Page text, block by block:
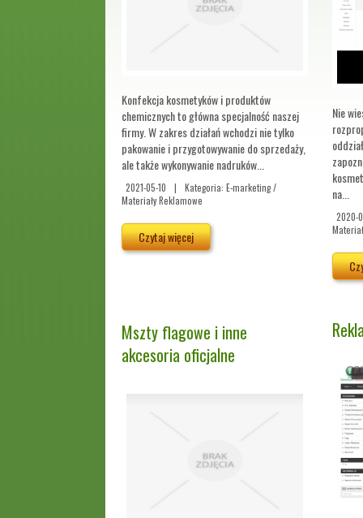
Konfekcja kosmetyków i produktów
chemicznych to główna specjalność naszej
firmy. W zakres działań wchodzi nie tylko
pakowanie i przygotowywanie do sprzedaży,
ale także wykonywanie nadruków...
2021-05-10 |
Kategoria: E-marketing /
Materiały Reklamowe
Czytaj więcej
Nie
na...
2020-
Mszty flagowe i inne
akcesoria oficjalne